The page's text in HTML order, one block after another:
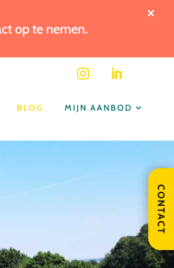
 
BLOG MIJN AANBOD
CONTACT
op te nemen.
×